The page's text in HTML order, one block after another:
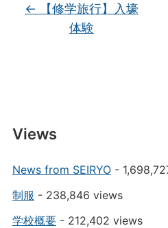
← 【修学旅行】入壕
体験
Views
News from SEIRYO-
制服 - 238,846 views
学校概要- 212,402 views